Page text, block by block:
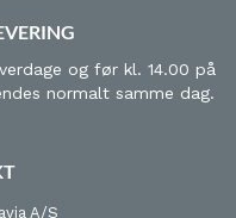
og før kl. 14.00 på
normalt samme dag.
A/S